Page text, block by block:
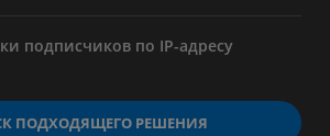
подписчиков по IP-адресу
ПОДХОДЯЩЕГО РЕШЕНИЯ